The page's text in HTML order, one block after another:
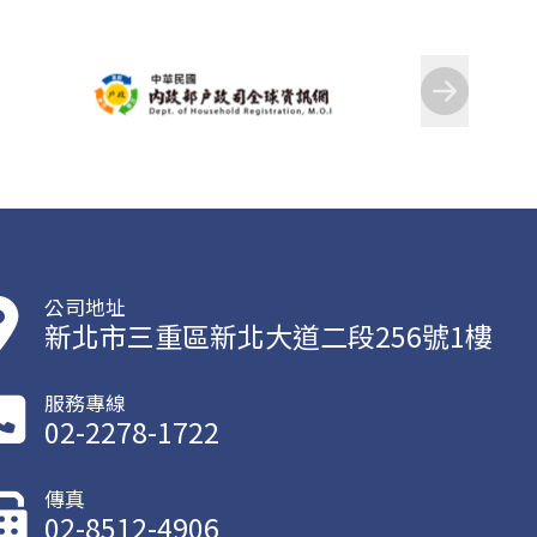
公司地址
新北市三重區新北大道二段256號1樓
服務專線
02-2278-1722
傳真
02-8512-4906